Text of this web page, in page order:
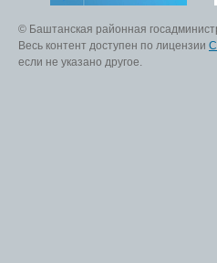
© Баштанская районная
Весь контент доступен по лицензии
если не указано другое.